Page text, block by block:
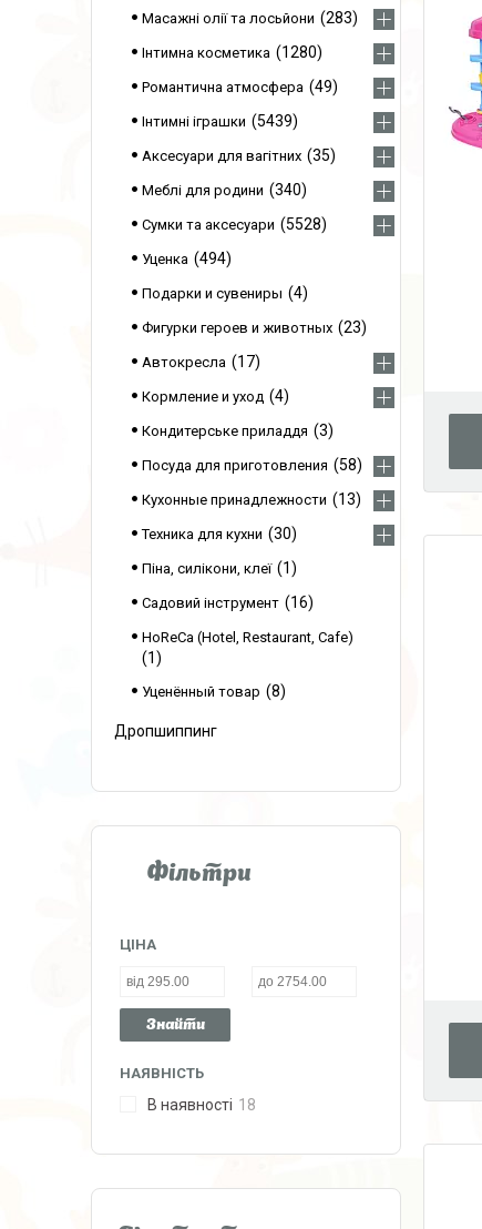
Масажні олії та лосьйони 283
Інтимна косметика 1280
Романтична атмосфера 49
Інтимні іграшки 5439
Аксесуари для вагітних 35
Меблі для родини 340
Сумки та аксесуари 5528
Уценка 494
Подарки и сувениры 4
Фигурки героев и животных 23
Автокресла 17
Кормление и уход 4
Кондитерське приладдя 3
Посуда для приготовления 58
Кухонные принадлежности 13
Техника для кухни 30
Піна, силікони, клеї 1
Садовий інструмент 16
HoReCa (Hotel, Restaurant, Cafe)
1
Уценённый товар 8
Дропшиппинг
Фільтри
ЦІНА
Знайти
НАЯВНІСТЬ
В наявності 18